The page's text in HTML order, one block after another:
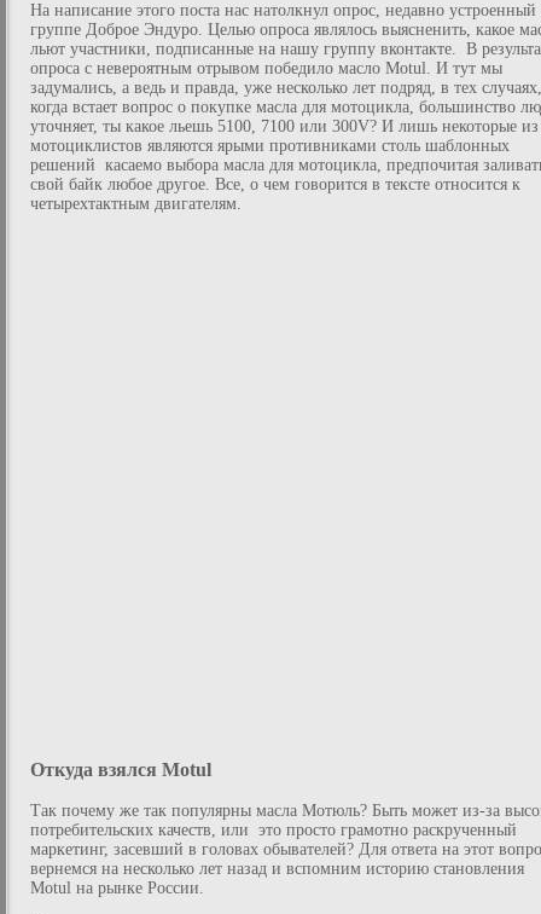
На написание этого поста нас натолкнул опрос, недавно устроенный
группе Доброе Эндуро. Целью опроса являлось выясненить, какое
льют участники, подписанные на нашу группу вконтакте. В
опроса с невероятным отрывом победило масло Motul. И тут мы
задумались, а ведь и правда, уже несколько лет подряд, в тех случаях,
когда встает вопрос о покупке масла для мотоцикла, большинство
уточняет, ты какое льешь 5100, 7100 или 300V? И лишь некоторые из
мотоциклистов являются ярыми противниками столь шаблонных
решений касаемо выбора масла для мотоцикла, предпочитая
свой байк любое другое. Все, о чем говорится в тексте относится к
четырехтактным двигателям.
Откуда взялся Motul
Так почему же так популярны масла Мотюль? Быть может из-за
потребительских качеств, или это просто грамотно раскрученный
маркетинг, засевший в головах обывателей? Для ответа на этот
вернемся на несколько лет назад и вспомним историю становления
Motul на рынке России.